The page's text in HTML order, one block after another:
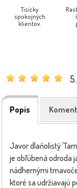
Tisícky
spokojných
klientov.
Popis
Javor dlaňolistý
je obľúbená odroda
nádhernými
ktoré sa udržiavajú